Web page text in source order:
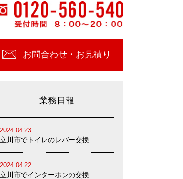
お問合わせ・お見積り
業務日報
2024.04.23
立川市でトイレのレバー交換
2024.04.22
立川市でインターホンの交換